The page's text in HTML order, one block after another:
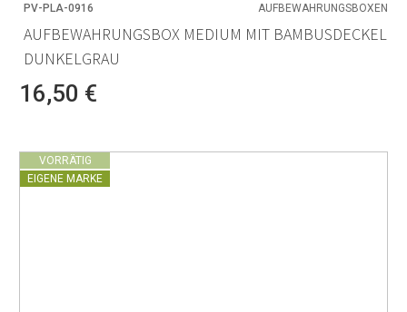
PV-PLA-0916 AUFBEWAHRUNGSBOXEN
AUFBEWAHRUNGSBOX MEDIUM MIT BAMBUSDECKEL
DUNKELGRAU
16,50 €
VORRÄTIG
EIGENE MARKE